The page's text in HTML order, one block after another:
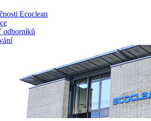
Ecoclean
odborníků